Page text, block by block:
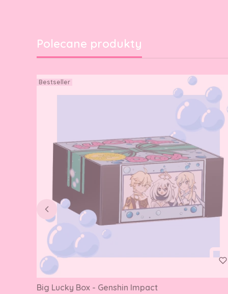
Polecane produkty
Bestseller
Big Lucky Box - Genshin Impact